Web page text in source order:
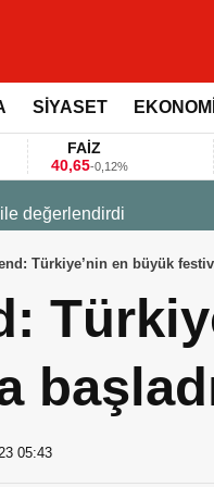
SİYASET EKONOMİ
FAİZ
40,65
-0,12%
ile değerlendirdi
Türkiye’nin en büyük
05:43